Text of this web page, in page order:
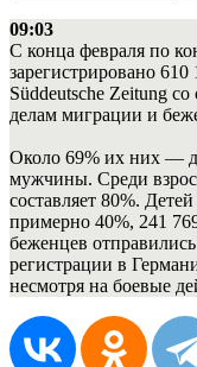
09:03
С конца февраля по
зарегистрировано
Süddeutsche Zeitung
делам миграции и
Около 69% их них —
мужчины. Среди
составляет 80%.
примерно 40%, 241
беженцев
регистрации в
несмотря на боевые